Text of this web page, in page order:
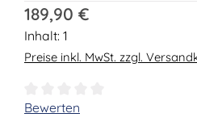
Regulärer Preis:
189,90 €
Inhalt: 1
Preise inkl. MwSt. zzgl.
Durchschnittliche Bewertung
Bewerten